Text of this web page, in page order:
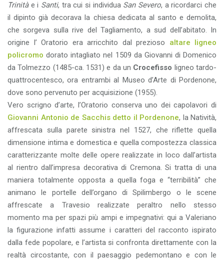
Trinitàe i Santi, tra cui si individua San Severo, a ricordarci che
il dipinto già decorava la chiesa dedicata al santo e demolita,
che sorgeva sulla rive del Tagliamento, a sud dell’abitato. In
origine l’ Oratorio era arricchito dal prezioso altare ligneo
policromo dorato intagliato nel 1509 da Giovanni di Domenico
da Tolmezzo (1485-ca. 1531) e da un Crocefisso ligneo tardo-
quattrocentesco, ora entrambi al Museo d’Arte di Pordenone,
dove sono pervenuto per acquisizione (1955).
Vero scrigno d’arte, l’Oratorio conserva uno dei capolavori di
Giovanni Antonio de Sacchis detto il Pordenone, la Natività,
affrescata sulla parete sinistra nel 1527, che riflette quella
dimensione intima e domestica e quella compostezza classica
caratterizzante molte delle opere realizzate in loco dall’artista
al rientro dall’impresa decorativa di Cremona. Si tratta di una
maniera totalmente opposta a quella foga e “terribilità” che
animano le portelle dell’organo di Spilimbergo o le scene
affrescate a Travesio realizzate peraltro nello stesso
momento ma per spazi più ampi e impegnativi: qui a Valeriano
la figurazione infatti assume i caratteri del racconto ispirato
dalla fede popolare, e l’artista si confronta direttamente con la
realtà circostante, con il paesaggio pedemontano e con le